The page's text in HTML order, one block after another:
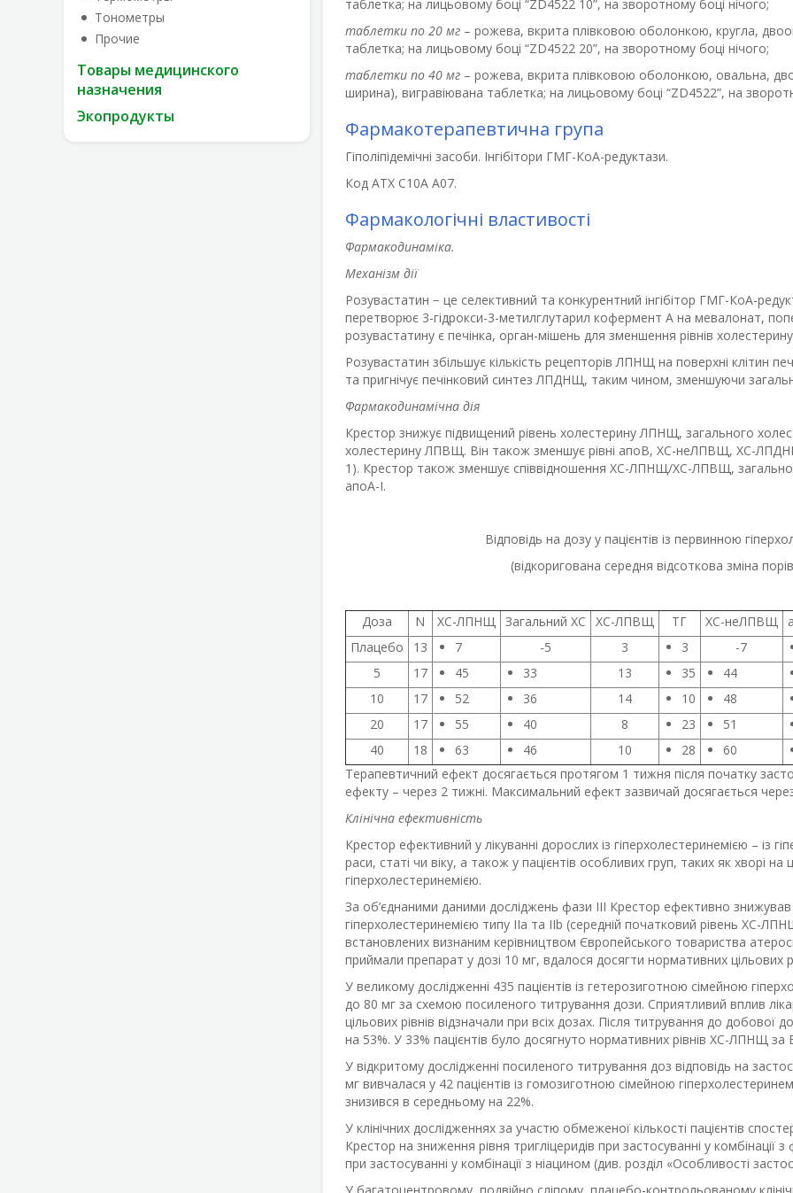
Тонометры
Прочие
Товары медицинского
назначения
Экопродукты
таблетка; на лицьовому боці “ZD4522 10”, на зворотному боці нічого;
таблетки по 20 мг – рожева, вкрита плівковою оболонкою, кругла,
таблетка; на лицьовому боці “ZD4522 20”, на зворотному боці нічого;
таблетки по 40 мг – рожева, вкрита плівковою оболонкою, овальна,
ширина), вигравіювана таблетка; на лицьовому боці “ZD4522”, на
Фармакотерапевтична група
Гіполіпідемічні засоби. Інгібітори ГМГ-КоА-редуктази.
Код АТХ С10А А07.
Фармакологічні властивості
Фармакодинаміка.
Механізм дії
Розувастатин − це селективний та конкурентний інгібітор ГМГ-КоА-
перетворює 3-гідрокси-3-метилглутарил кофермент А на мевалонат,
розувастатину є печінка, орган-мішень для зменшення рівнів
Розувастатин збільшує кількість рецепторів ЛПНЩ на поверхні клітин
та пригнічує печінковий синтез ЛПДНЩ, таким чином, зменшуючи
Фармакодинамічна дія
Крестор знижує підвищений рівень холестерину ЛПНЩ, загального
холестерину ЛПВЩ. Він також зменшує рівні апоВ, ХС-неЛПВЩ, ХС-
1). Крестор також зменшує співвідношення ХС-ЛПНЩ/ХС-ЛПВЩ,
апоА-І.
Відповідь на дозу у пацієнтів із первинною
(відкоригована середня відсоткова зміна
Доза N ХС-ЛПНЩ Загальний ХС ХС-ЛПВЩ ТГ ХС-неЛПВЩ
Плацебо
13 7 -5 3 3 -7
5
17 45 33 13 35 44
10
17 52 36 14 10 48
20
17 55 40 8 23 51
40
18 63 46 10 28 60
Терапевтичний ефект досягається протягом 1 тижня після початку
ефекту – через 2 тижні. Максимальний ефект зазвичай досягається
Клінічна ефективність
Крестор ефективний у лікуванні дорослих із гіперхолестеринемією – із
раси, статі чи віку, а також у пацієнтів особливих груп, таких як хворі
гіперхолестеринемією.
За об’єднаними даними досліджень фази ІІІ Крестор ефективно знижував
гіперхолестеринемією типу IIa та IIb (середній початковий рівень ХС-
встановлених визнаним керівництвом Європейського товариства
приймали препарат у дозі 10 мг, вдалося досягти нормативних
У великому дослідженні 435 пацієнтів із гетерозиготною сімейною
до 80 мг за схемою посиленого титрування дози. Сприятливий вплив
цільових рівнів відзначали при всіх дозах. Після титрування до
на 53%. У 33% пацієнтів було досягнуто нормативних рівнів ХС-ЛПНЩ за
У відкритому дослідженні посиленого титрування доз відповідь на
мг вивчалася у 42 пацієнтів із гомозиготною сімейною
знизився в середньому на 22%.
У клінічних дослідженнях за участю обмеженої кількості пацієнтів
Крестор на зниження рівня тригліцеридів при застосуванні у
при застосуванні у комбінації з ніацином (див. розділ «Особливості